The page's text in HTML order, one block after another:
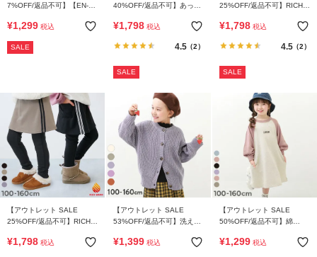
7%OFF/返品不可】【EN-
でお着替え 裏起毛じゃない
¥1,299 税込
SALE
40%OFF/返品不可】あった
インパンツ
¥1,798 税込
4.5（2）
SALE
25%OFF/返品不可】RICH
無地 ロングスカッツ
¥1,798 税込
4.5（2）
SALE
【アウトレット SALE
25%OFF/返品不可】RICH
カッツ
¥1,798 税込
【アウトレット SALE
53%OFF/返品不可】洗える
¥1,399 税込
【アウトレット SALE
50%OFF/返品不可】綿
ラン スウェットワンピース
¥1,299 税込